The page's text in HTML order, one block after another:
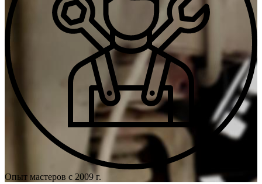
Опыт мастеров с 2009 г.